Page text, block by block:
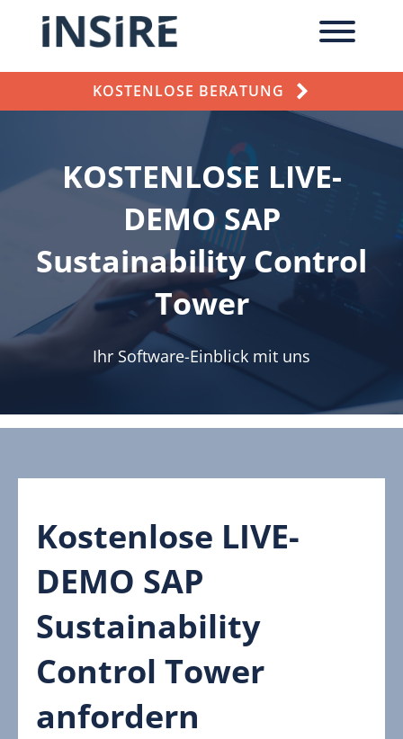
KOSTENLOSE BERATUNG
KOSTENLOSE LIVE-
DEMO SAP
Sustainability Control
Tower
Ihr Software-Einblick mit uns
Kostenlose LIVE-
DEMO SAP
Sustainability
Control Tower
anfordern